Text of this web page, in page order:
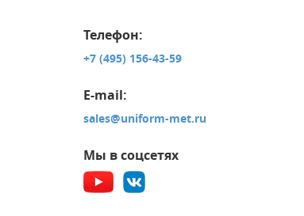
Телефон:
+7 (495) 156-43-59
E-mail:
sales@uniform-met.ru
Мы в соцсетях